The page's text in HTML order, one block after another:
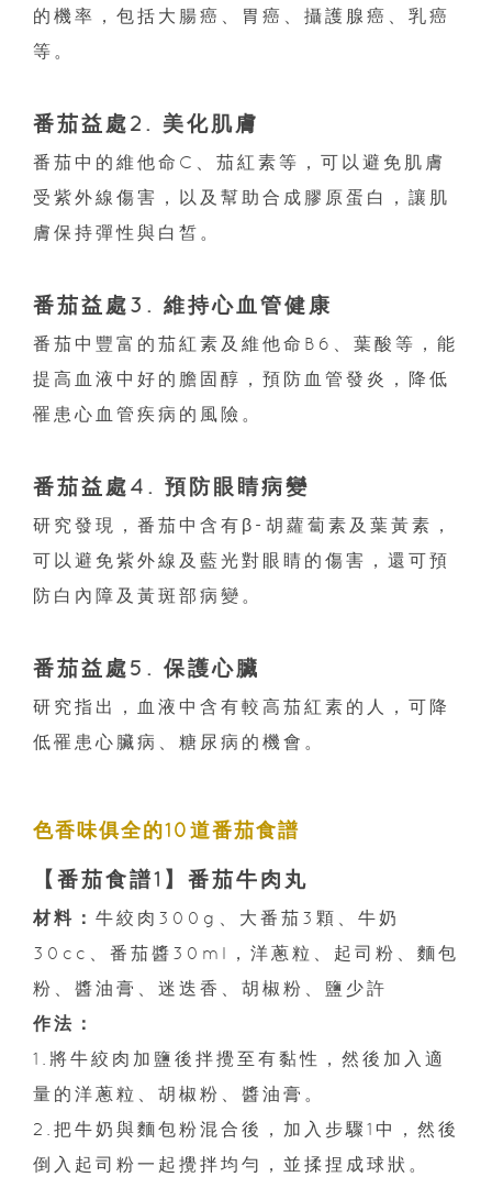
的機率，包括大腸癌、胃癌、攝護腺癌、乳癌
等。
番茄益處2. 美化肌膚
番茄中的維他命C、茄紅素等，可以避免肌膚
受紫外線傷害，以及幫助合成膠原蛋白，讓肌
膚保持彈性與白皙。
番茄益處3. 維持心血管健康
番茄中豐富的茄紅素及維他命B6、葉酸等，能
提高血液中好的膽固醇，預防血管發炎，降低
罹患心血管疾病的風險。
番茄益處4. 預防眼睛病變
研究發現，番茄中含有β-胡蘿蔔素及葉黃素，
可以避免紫外線及藍光對眼睛的傷害，還可預
防白內障及黃斑部病變。
番茄益處5. 保護心臟
研究指出，血液中含有較高茄紅素的人，可降
低罹患心臟病、糖尿病的機會。
色香味俱全的10道番茄食譜
【番茄食譜1】番茄牛肉丸
材料： 牛絞肉300g、大番茄3顆、牛奶
30cc、番茄醬30ml，洋蔥粒、起司粉、麵包
粉、醬油膏、迷迭香、胡椒粉、鹽少許
作法：
1.將牛絞肉加鹽後拌攪至有黏性，然後加入適
量的洋蔥粒、胡椒粉、醬油膏。
2.把牛奶與麵包粉混合後，加入步驟1中，然後
倒入起司粉一起攪拌均勻，並揉捏成球狀。